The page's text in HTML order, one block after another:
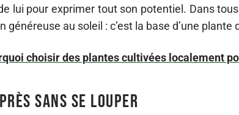
lui pour exprimer tout son potentiel. Dans
au soleil : c’est la base d’une plante
choisir des plantes cultivées localement
sans se louper